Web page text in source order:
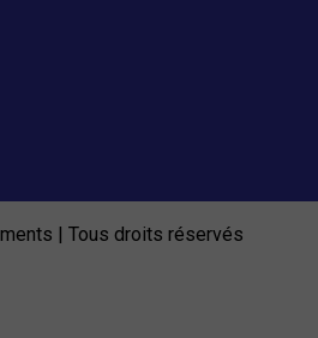
| Tous droits réservés